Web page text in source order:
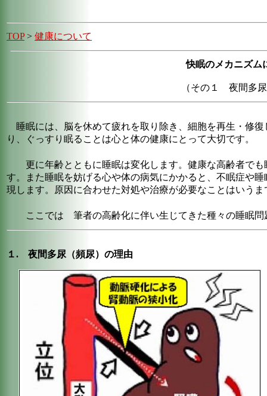
TOP> 健康について
快眠のメカニズム
（その１ 夜間多
睡眠には、脳を休めて疲れを取り除き、細胞を再生・修
り、ぐっすり眠ることは心と体の健康にとって大切です。
更に年齢とともに睡眠は変化します。健康な高齢者でも
す。また睡眠を妨げる心や体の病気にかかると、不眠症や
現します。原因に合わせた対処や治療が必要なことはいう
ここでは 筆者の高齢化に伴い生じてきた種々の睡眠問
１. 夜間多尿（頻尿）の理由